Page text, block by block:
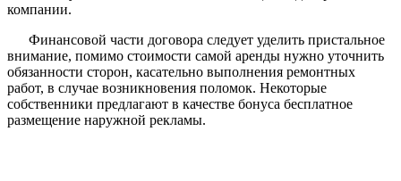
компании.
Финансовой части договора следует уделить пристальное
внимание, помимо стоимости самой аренды нужно уточнить
обязанности сторон, касательно выполнения ремонтных
работ, в случае возникновения поломок. Некоторые
собственники предлагают в качестве бонуса бесплатное
размещение наружной рекламы.